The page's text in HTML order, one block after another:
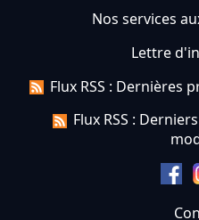
Nos services
Lettre
Flux RSS : Dernières
Flux RSS :